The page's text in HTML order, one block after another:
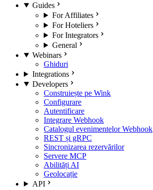
Guides
For Affiliates
For Hoteliers
For Integrators
General
Webinars
Ghiduri
Integrations
Developers
Construiește pe Wink
Configurare
Autentificare
Integrare Webhook
Catalogul evenimentelor Webhook
REST și gRPC
Sincronizarea rezervărilor
Servere MCP
Abilități AI
Geolocație
API